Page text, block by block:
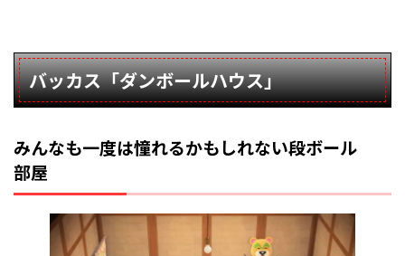
バッカス「ダンボールハウス」
みんなも一度は憧れるかもしれない段ボール
部屋